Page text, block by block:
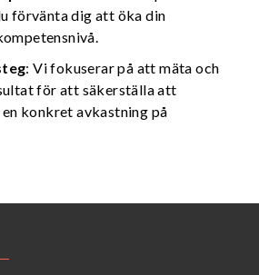
förvänta dig att öka din
: Vi fokuserar på att mäta och
för att säkerställa att
konkret avkastning på